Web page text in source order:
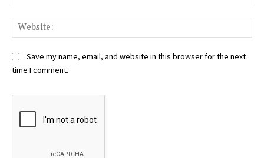
Save my name, email, and website in this browser for the next
time I comment.